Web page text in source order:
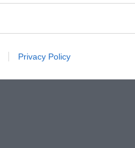
Privacy Policy